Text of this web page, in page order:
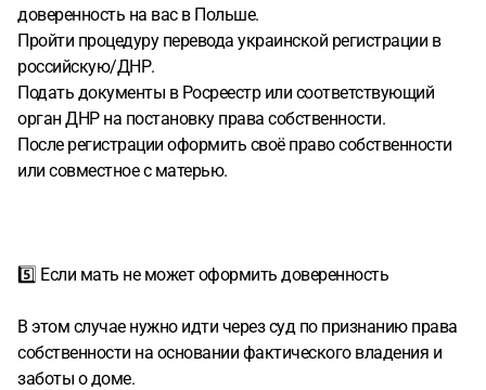
доверенность на вас в Польше.
Пройти процедуру перевода украинской регистрации в
российскую/ДНР.
Подать документы в Росреестр или соответствующий
орган ДНР на постановку права собственности.
После регистрации оформить своё право собственности
или совместное с матерью.
5️⃣ Если мать не может оформить доверенность
В этом случае нужно идти через суд по признанию права
собственности на основании фактического владения и
заботы о доме.